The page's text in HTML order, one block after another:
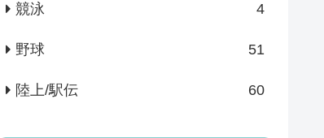
競泳 4
野球 51
陸上/駅伝 60